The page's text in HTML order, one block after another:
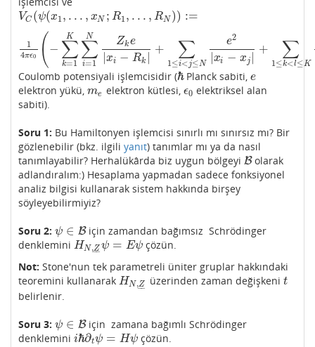
VC (ψ(x1 , . . . , xN ; R1 , . . . , RN )) :=
VC(ψ(x1,.. ., x N ; R 1,...RN) :=
1
4πϵ0 ( − ∑
k=1
K ∑
i=1
N Zke
xi − Rk
+ ∑
1 ≤i<j≤N
e2
xi − xj
+ ∑
1≤k<l≤K
14πϵ 0 −∑ k= ∑i 1NZke|xi−R k|+ ≤i Ne2|xi−xj| +∑1 <l
Coulomb potensiyali işlemcisidir (ℏ
ℏPlanck sabiti, e
e
elektron yükü, me
me elektron kütlesi, ϵ0
ϵ0 elektriksel alan
sabiti).
Soru 1: Bu Hamiltonyen işlemcisi sınırlı mı sınırsız mı? Bir
gözlenebilir (bkz. ilgili yanıt) tanımlar mı ya da nasıl
tanımlayabilir? Herhalükârda biz uygun bölgeyi B
Bolarak
adlandıralım:) Hesaplama yapmadan sadece fonksiyonel
analiz bilgisi kullanarak sistem hakkında birşey
söyleyebilirmiyiz?
Soru 2: ψ ∈ B
ψ ∈B
için zamandan bağımsız Schrödinger
denklemini HN,Z
––
ψ = Eψ
HN,Z_ψ=Eψ
çözün.
Not: Stone'nun tek parametreli üniter gruplar hakkındaki
teoremini kullanarak HN,Z
––
HN,Z_ üzerinden zaman değişkeni t
t
belirlenir.
Soru 3: ψ ∈ B
ψ ∈B
için zamana bağımlı Schrödinger
denklemini iℏ∂tψ = Hψ
iℏ∂tψ= Hψ çözün.